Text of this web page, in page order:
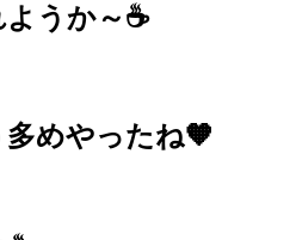
うか～☕
めやったね🧡